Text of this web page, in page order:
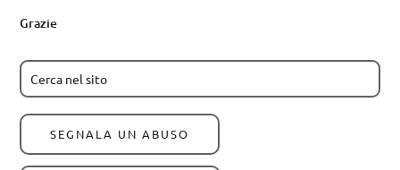
Grazie
SEGNALA UN ABUSO